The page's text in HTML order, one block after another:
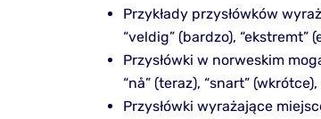
Przykłady przysłówków
“veldig” (bardzo), “ekstremt”
Przysłówki w norweskim
“nå” (teraz), “snart”
Przysłówki wyrażające